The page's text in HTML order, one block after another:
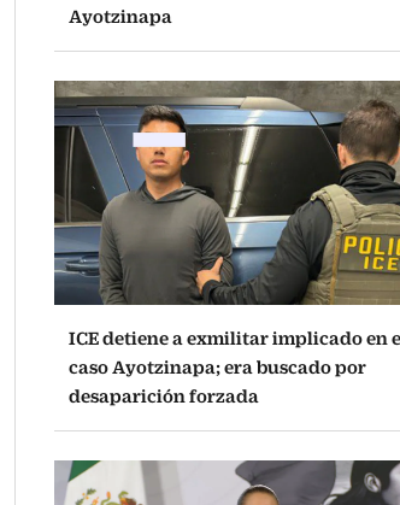
Ayotzinapa
ICE detiene a exmilitar implicado en
caso Ayotzinapa; era buscado por
desaparición forzada